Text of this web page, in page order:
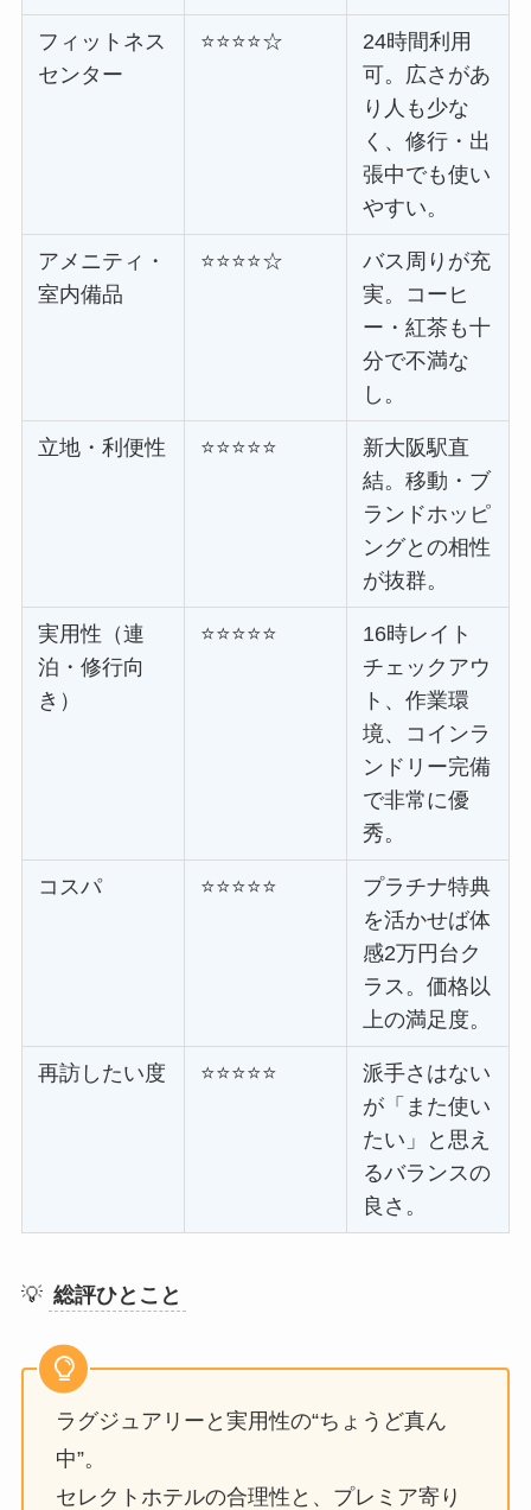
フィットネス
センター
⭐⭐⭐⭐☆
24時間利用
可。広さがあ
り人も少な
く、修行・出
張中でも使い
やすい。
アメニティ・
室内備品
⭐⭐⭐⭐☆
バス周りが充
実。コーヒ
ー・紅茶も十
分で不満な
し。
立地・利便性 ⭐⭐⭐⭐⭐
新大阪駅直
結。移動・ブ
ランドホッピ
ングとの相性
が抜群。
実用性（連
泊・修行向
き）
⭐⭐⭐⭐⭐
16時レイト
チェックアウ
ト、作業環
境、コインラ
ンドリー完備
で非常に優
秀。
コスパ ⭐⭐⭐⭐⭐
プラチナ特典
を活かせば体
感2万円台ク
ラス。価格以
上の満足度。
再訪したい度 ⭐⭐⭐⭐⭐
派手さはない
が「また使い
たい」と思え
るバランスの
良さ。
💡 総評ひとこと
ラグジュアリーと実用性の“ちょうど真ん
中”。
セレクトホテルの合理性と、プレミア寄り